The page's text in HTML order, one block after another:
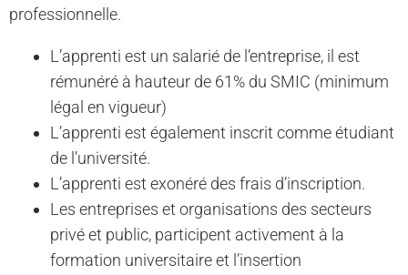
professionnelle.
L’apprenti est un salarié de l’entreprise, il est
rémunéré à hauteur de 61% du SMIC (minimum
légal en vigueur)
L’apprenti est également inscrit comme étudiant
de l’université.
L’apprenti est exonéré des frais d’inscription.
Les entreprises et organisations des secteurs
privé et public, participent activement à la
formation universitaire et l’insertion